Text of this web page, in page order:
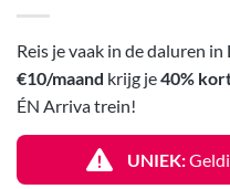
Reis je vaak in de daluren
€10/maand krijg je40%
ÉN Arriva trein!
UNIEK: